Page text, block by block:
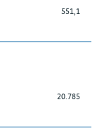
551,1
20.785